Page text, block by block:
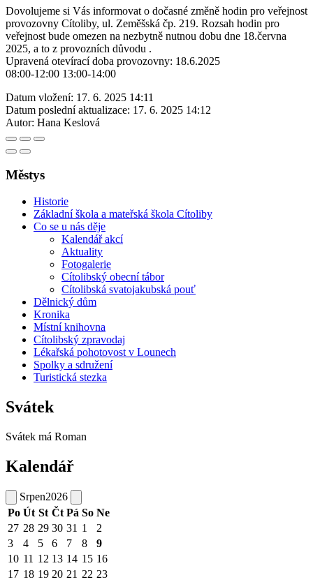
Dovolujeme si Vás informovat o dočasné změně hodin pro veřejnost
provozovny Cítoliby, ul. Zeměšská čp. 219. Rozsah hodin pro
veřejnost bude omezen na nezbytně nutnou dobu dne 18.června
2025, a to z provozních důvodu .
Upravená otevírací doba provozovny: 18.6.2025
08:00-12:00 13:00-14:00
Datum vložení: 17. 6. 2025 14:11
Datum poslední aktualizace: 17. 6. 2025 14:12
Autor: Hana Keslová
Městys
Historie
Základní škola a mateřská škola Cítoliby
Co se u nás děje
Kalendář akcí
Aktuality
Fotogalerie
Cítolibský obecní tábor
Cítolibská svatojakubská pouť
Dělnický dům
Kronika
Místní knihovna
Cítolibský zpravodaj
Lékařská pohotovost v Lounech
Spolky a sdružení
Turistická stezka
Svátek
Svátek má Roman
Kalendář
Srpen2026
Po Út St Čt Pá So Ne
27 28 29 30 31 1
2
3
4 5 6 7 8
9
10 11 12 13 14 15 16
17 18 19 20 21 22 23